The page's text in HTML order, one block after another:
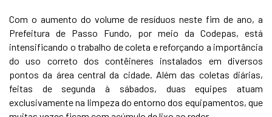
Com o aumento do volume de resíduos neste fim de ano, a
Prefeitura de Passo Fundo, por meio da Codepas, está
intensificando o trabalho de coleta e reforçando a importância
do uso correto dos contêineres instalados em diversos
pontos da área central da cidade. Além das coletas diárias,
feitas de segunda à sábados, duas equipes atuam
exclusivamente na limpeza do entorno dos equipamentos, que